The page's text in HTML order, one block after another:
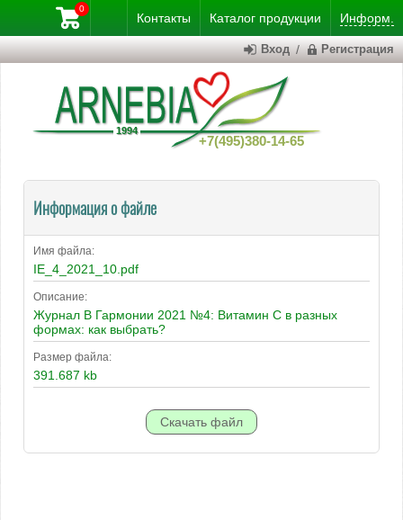
Контакты Каталог продукции Информ.
+7(495)380-14-65
0
Вход / Регистрация
Информация о файле
Имя файла:
IE_4_2021_10.pdf
Описание:
Журнал В Гармонии 2021 №4: Витамин С в разных
формах: как выбрать?
Размер файла:
391.687 kb